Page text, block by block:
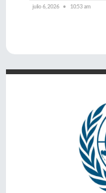
julio 6, 2026 10:53 am